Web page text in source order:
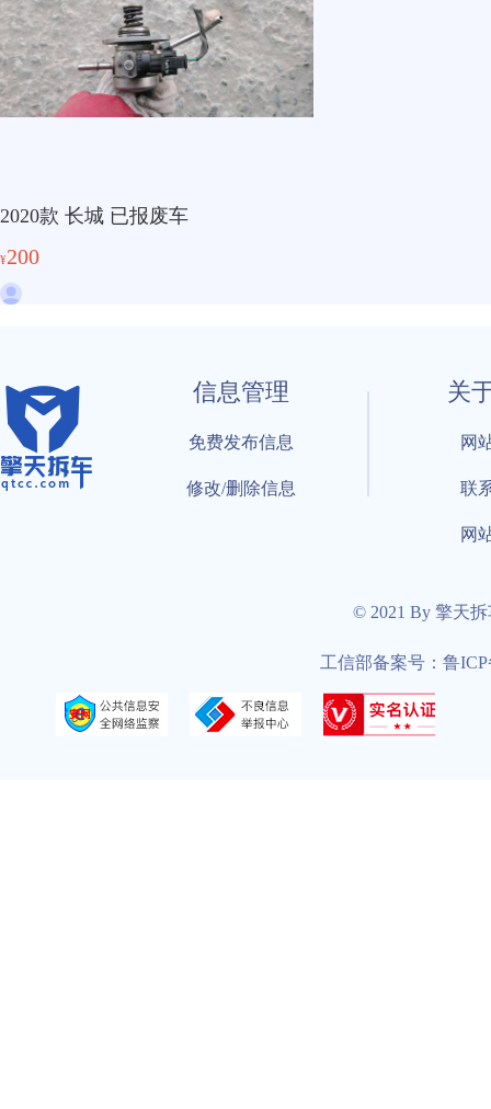
2020款 长城 已报废车
¥200
信息管理
免费发布信息
修改/删除信息
关
网
联
网
© 2021 By 擎天
工信部备案号：鲁